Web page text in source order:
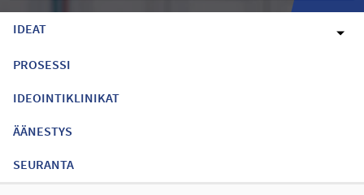
IDEAT
PROSESSI
IDEOINTIKLINIKAT
ÄÄNESTYS
SEURANTA